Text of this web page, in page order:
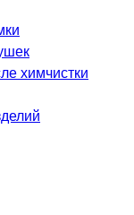
химчистки